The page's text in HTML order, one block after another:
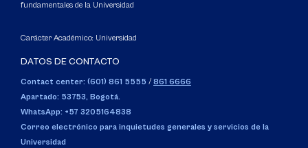
fundamentales de la Universidad
Carácter Académico: Universidad
DATOS DE CONTACTO
Contact center: (601) 861 5555 / 861 6666
Apartado: 53753, Bogotá.
WhatsApp: +57 3205164838
Correo electrónico para inquietudes generales y servicios de la
Universidad